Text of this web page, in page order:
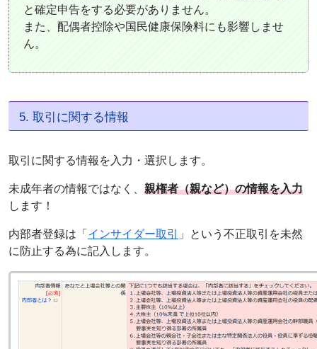
と確定申告をする必要がありません。
また、配偶者控除や国民健康保険料にも影響しませ
ん。
5. 取引に関する情報
取引に関する情報を入力・選択します。
未成年者の情報ではなく、 親権者（親など）の情報を入力
します！
内部者登録は「 インサイダー取引
」という不正取引を未然
に防止する為に記入します。